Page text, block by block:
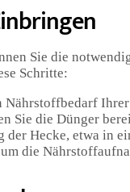
Sie die
Schritte:
Nährstoffbedarf
Sie die Dünger
Hecke, etwa in
die